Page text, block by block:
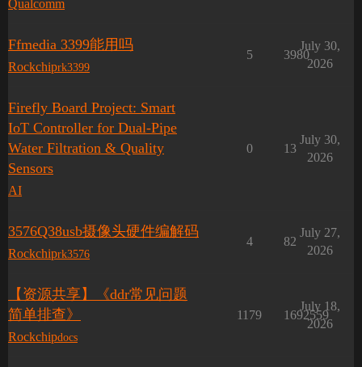
Qualcomm
Ffmedia 3399能用吗
Rockchiprk3399
5 3980
July 30,
2026
Firefly Board Project: Smart
IoT Controller for Dual-Pipe
Water Filtration & Quality
Sensors
AI
0 13
July 30,
2026
3576Q38usb摄像头硬件编解码
Rockchiprk3576
4 82
July 27,
2026
【资源共享】《ddr常见问题
简单排查》
Rockchipdocs
1179 1692559
July 18,
2026